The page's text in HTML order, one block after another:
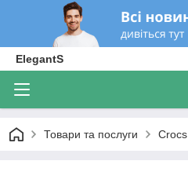
ElegantS
Товари та послуги Crocs